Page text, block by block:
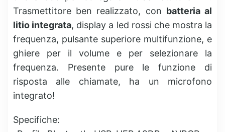
Trasmettitore ben realizzato, con batteria al
litio integrata, display a led rossi che mostra la
frequenza, pulsante superiore multifunzione, e
ghiere per il volume e per selezionare la
frequenza. Presente pure le funzione di
risposta alle chiamate, ha un microfono
integrato!
Specifiche: